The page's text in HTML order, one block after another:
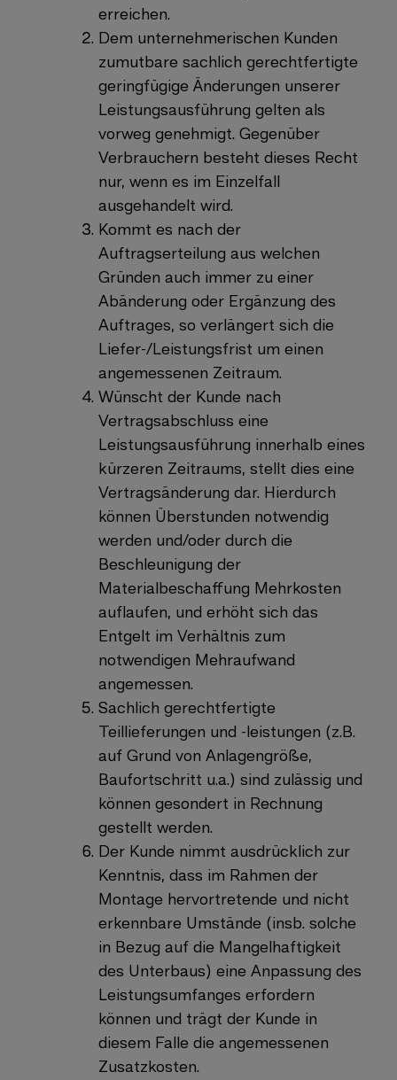
erreichen.
Dem unternehmerischen Kunden
zumutbare sachlich gerechtfertigte
geringfügige Änderungen unserer
Leistungsausführung gelten als
vorweg genehmigt. Gegenüber
Verbrauchern besteht dieses Recht
nur, wenn es im Einzelfall
ausgehandelt wird.
Kommt es nach der
Auftragserteilung aus welchen
Gründen auch immer zu einer
Abänderung oder Ergänzung des
Auftrages, so verlängert sich die
Liefer-/Leistungsfrist um einen
angemessenen Zeitraum.
Wünscht der Kunde nach
Vertragsabschluss eine
Leistungsausführung innerhalb eines
kürzeren Zeitraums, stellt dies eine
Vertragsänderung dar. Hierdurch
können Überstunden notwendig
werden und/oder durch die
Beschleunigung der
Materialbeschaffung Mehrkosten
auflaufen, und erhöht sich das
Entgelt im Verhältnis zum
notwendigen Mehraufwand
angemessen.
Sachlich gerechtfertigte
Teillieferungen und -leistungen (z.B.
auf Grund von Anlagengröße,
Baufortschritt u.a.) sind zulässig und
können gesondert in Rechnung
gestellt werden.
Der Kunde nimmt ausdrücklich zur
Kenntnis, dass im Rahmen der
Montage hervortretende und nicht
erkennbare Umstände (insb. solche
in Bezug auf die Mangelhaftigkeit
des Unterbaus) eine Anpassung des
Leistungsumfanges erfordern
können und trägt der Kunde in
diesem Falle die angemessenen
Zusatzkosten.